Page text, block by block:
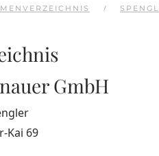
GmbH
Kai 69